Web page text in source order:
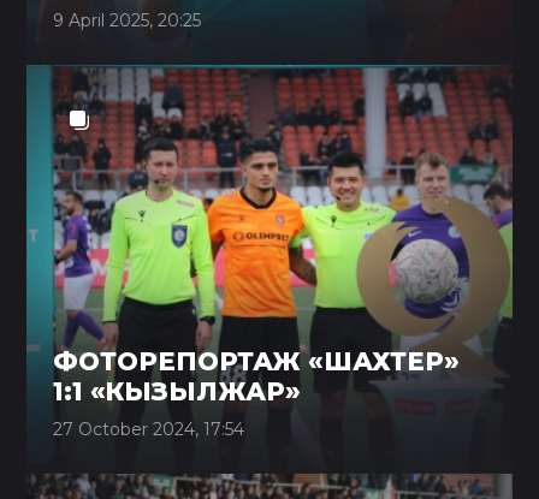
9 April 2025, 20:25
ФОТОРЕПОРТАЖ «ШАХТЕР»
1:1 «КЫЗЫЛЖАР»
27 October 2024, 17:54